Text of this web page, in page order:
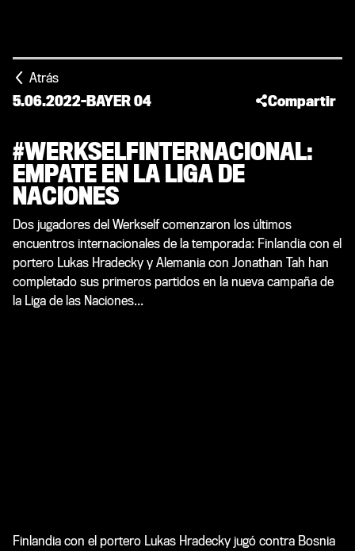
Atrás
5.06.2022-BAYER 04 Compartir
#WERKSELFINTERNACIONAL:
EMPATE EN LA LIGA DE
NACIONES
Dos jugadores del Werkself comenzaron los últimos
encuentros internacionales de la temporada: Finlandia con el
portero Lukas Hradecky y Alemania con Jonathan Tah han
completado sus primeros partidos en la nueva campaña de
la Liga de las Naciones...
Finlandia con el portero Lukas Hradecky jugó contra Bosnia